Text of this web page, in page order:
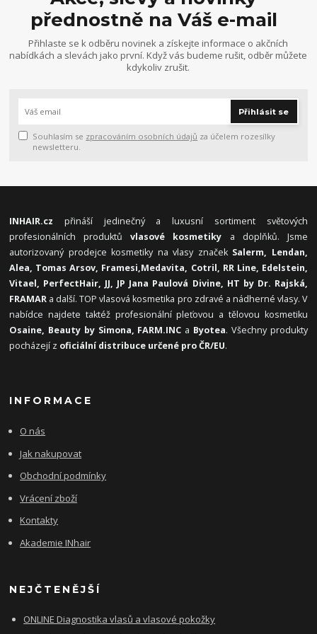
přednostně na Váš e-mail
Přihlaste se k odběru novinek a získejte informace o akčních
nabídkách a slevách jako první. Když vás budeme rušit, odběr můžete
kdykoliv zrušit.
Přihlásit se
Souhlasím se zpracováním osobních údajů za účelem rozesílky
newsletteru.
INHAIR.cz přináší jedinečný a luxusní sortiment světových
profesionálních produktůvlasové kosmetiky a doplňků. Jsme
autorizovaný prodejce kosmetiky na vlasy značek Salerm, Lendan,
Alea, Tomas Arsov, Framesi,Medavita, Cotril, RR Line, Edelstein,
Vitael, PerfectHair, JJ, JP Jana Paulová Divine, HT by Dr. Rajská,
FRAMAR a další. TOP vlasová kosmetika pro zdravé a nádherné vlasy. V
nabídce najdete taktéž profesionální pleťovou a tělovou kosmetiku
Osaine, Beauty by Simona, FARM.INC a Byotea. Všechny produkty
pocházejí z oficiální distribuce určené pro ČR/EU.
INFORMACE
O nás
Jak nakupovat
Obchodní podmínky
Vrácení zboží
Kontakty
Akademie INhair
NEJČTENĚJŠÍ
ONLINE Diagnostika vlasů a vlasové pokožky